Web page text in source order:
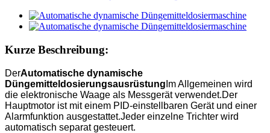
Kurze Beschreibung:
DerAutomatische dynamische
Düngemitteldosierungsausrüstung Im Allgemeinen wird
die elektronische Waage als Messgerät verwendet.Der
Hauptmotor ist mit einem PID-einstellbaren Gerät und einer
Alarmfunktion ausgestattet.Jeder einzelne Trichter wird
automatisch separat gesteuert.